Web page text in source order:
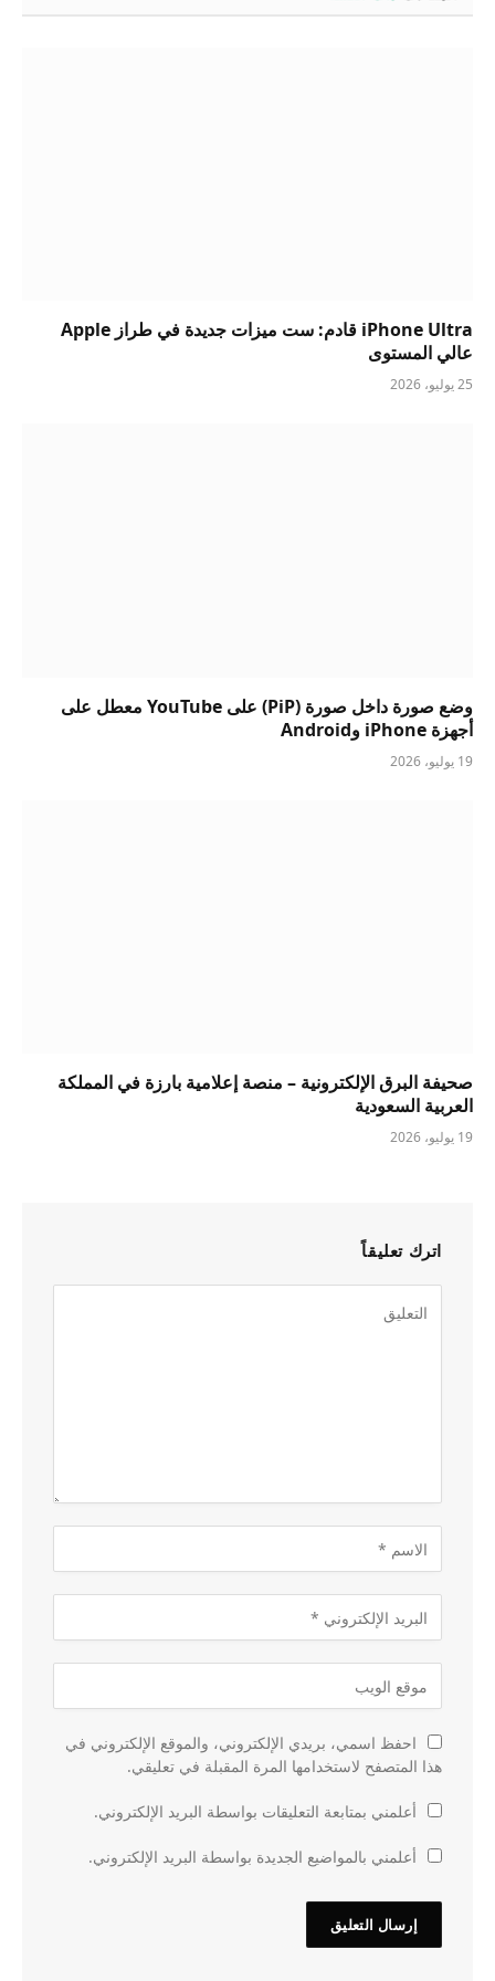
iPhone Ultra قادم: ست ميزات جديدة في طراز Apple
عالي المستوى
25 يوليو، 2026
وضع صورة داخل صورة (PiP) على YouTube معطل على
أجهزة iPhone وAndroid
19 يوليو، 2026
صحيفة البرق الإلكترونية – منصة إعلامية بارزة في المملكة
العربية السعودية
19 يوليو، 2026
اترك تعليقاً
احفظ اسمي، بريدي الإلكتروني، والموقع الإلكتروني في
هذا المتصفح لاستخدامها المرة المقبلة في تعليقي.
أعلمني بمتابعة التعليقات بواسطة البريد الإلكتروني.
أعلمني بالمواضيع الجديدة بواسطة البريد الإلكتروني.